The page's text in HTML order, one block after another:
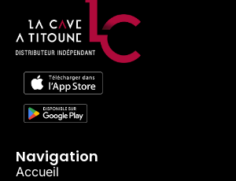
Navigation
Accueil